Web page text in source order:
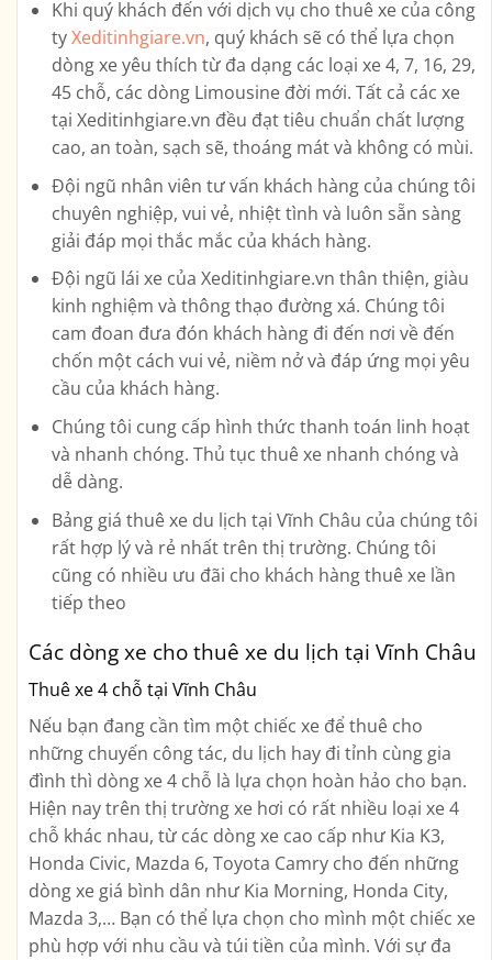
Khi quý khách đến với dịch vụ cho thuê xe của công
tyXeditinhgiare.vn, quý khách sẽ có thể lựa chọn
dòng xe yêu thích từ đa dạng các loại xe4, 7, 16, 29,
45 chỗ, các dòng Limousine đời mới. Tất cả các xe
tại Xeditinhgiare.vn đều đạt tiêu chuẩn chất lượng
cao, an toàn, sạch sẽ, thoáng mát và không có mùi.
Đội ngũ nhân viên tư vấn khách hàng của chúng tôi
chuyên nghiệp, vui vẻ, nhiệt tình và luôn sẵn sàng
giải đáp mọi thắc mắc của khách hàng.
Đội ngũ lái xe của Xeditinhgiare.vn thân thiện, giàu
kinh nghiệm và thông thạo đường xá. Chúng tôi
cam đoan đưa đón khách hàng đi đến nơi về đến
chốn một cách vui vẻ, niềm nở và đáp ứng mọi yêu
cầu của khách hàng.
Chúng tôi cung cấp hình thức thanh toán linh hoạt
và nhanh chóng. Thủ tục thuê xe nhanh chóng và
dễ dàng.
Bảng giá thuê xe du lịch tại Vĩnh Châu của chúng tôi
rất hợp lý và rẻ nhất trên thị trường. Chúng tôi
cũng có nhiều ưu đãi cho khách hàng thuê xe lần
tiếp theo
Các dòng xe cho thuê xe du lịch tại Vĩnh Châu
Thuê xe 4 chỗ tại Vĩnh Châu
Nếu bạn đang cần tìm một chiếc xe để thuê cho
những chuyến công tác, du lịch hay đi tỉnh cùng gia
đình thì dòng xe 4 chỗ là lựa chọn hoàn hảo cho bạn.
Hiện nay trên thị trường xe hơi có rất nhiều loại xe 4
chỗ khác nhau, từ các dòng xe cao cấp như Kia K3,
Honda Civic, Mazda 6, Toyota Camry cho đến những
dòng xe giá bình dân như Kia Morning, Honda City,
Mazda 3,… Bạn có thể lựa chọn cho mình một chiếc xe
phù hợp với nhu cầu và túi tiền của mình. Với sự đa